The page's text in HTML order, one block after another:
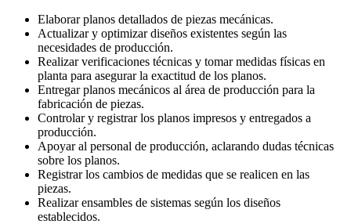
Elaborar planos detallados de piezas mecánicas.
Actualizar y optimizar diseños existentes según las
necesidades de producción.
Realizar verificaciones técnicas y tomar medidas físicas en
planta para asegurar la exactitud de los planos.
Entregar planos mecánicos al área de producción para la
fabricación de piezas.
Controlar y registrar los planos impresos y entregados a
producción.
Apoyar al personal de producción, aclarando dudas técnicas
sobre los planos.
Registrar los cambios de medidas que se realicen en las
piezas.
Realizar ensambles de sistemas según los diseños
establecidos.